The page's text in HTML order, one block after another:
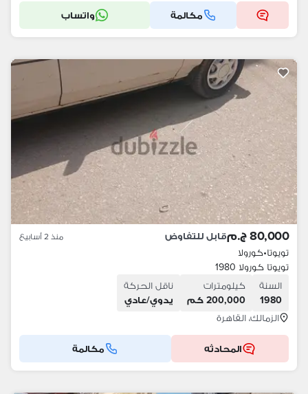
مكالمة واتساب
80,000 ج.م قابل للتفاوض منذ 2 أسابيع
تويوتا•كورولا
تويوتا كورولا 1980
السنة
1980
كيلومترات
200,000 كم
ناقل الحركة
يدوي/عادي
الزمالك، القاهرة
المحادثه مكالمة